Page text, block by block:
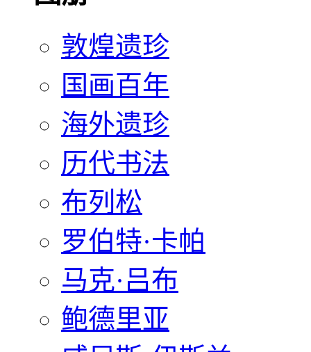
敦煌遗珍
国画百年
海外遗珍
历代书法
布列松
罗伯特·卡帕
马克·吕布
鲍德里亚